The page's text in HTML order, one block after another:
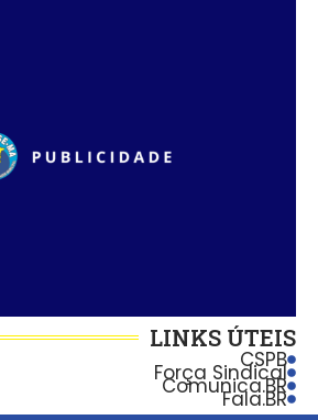
LINKS ÚTEIS
CSPB
Força Sindical
Comunica.BR
Fala.BR